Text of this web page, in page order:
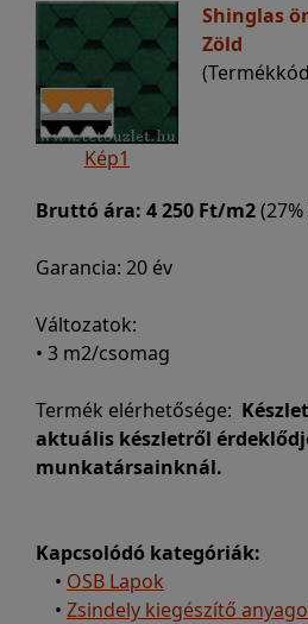
Kép1
Shinglas
Zöld
Bruttó ára: 4 250 Ft/m2
Garancia: 20 év
Változatok:
• 3 m2/csomag
Termék elérhetősége:
aktuális készletről
munkatársainknál.
Kapcsolódó kategóriák:
• OSB Lapok
• Zsindely kiegészítő